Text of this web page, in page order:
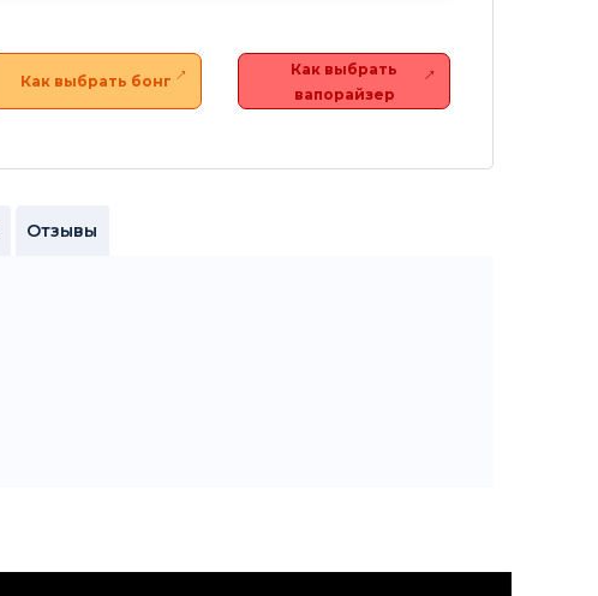
Как выбрать бонг
Как выбрать
вапорайзер
Отзывы